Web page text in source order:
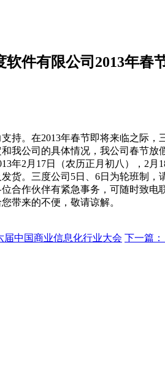
软件有限公司2013年春
持。在2013年春节即将来临之际
我公司的具体情况，我公司春节放
年2月17日（农历正月初八），2月
货。三度公司5日、6日为轮班制，
合作伙伴有紧急事务，可随时致电
带来的不便，敬请谅解。
届中国商业信息化行业大会 下一篇